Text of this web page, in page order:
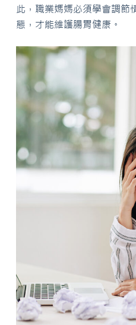
此，職業媽媽必須學會調節
態，才能維護腸胃健康。